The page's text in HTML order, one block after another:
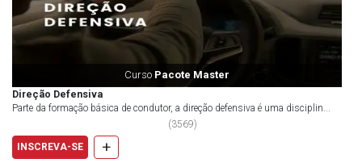
Curso Pacote Master
Direção Defensiva
Parte da formação básica de condutor, a direção defensiva é uma disciplin...
(3569)
INSCREVA-SE
+